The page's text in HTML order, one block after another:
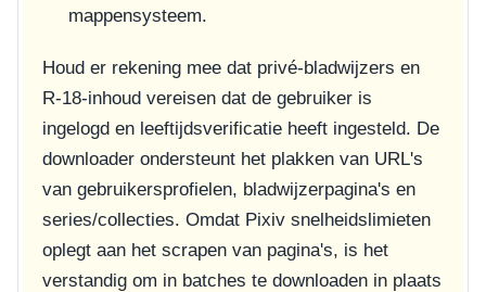
mappensysteem.
Houd er rekening mee dat privé-bladwijzers en
R-18-inhoud vereisen dat de gebruiker is
ingelogd en leeftijdsverificatie heeft ingesteld. De
downloader ondersteunt het plakken van URL's
van gebruikersprofielen, bladwijzerpagina's en
series/collecties. Omdat Pixiv snelheidslimieten
oplegt aan het scrapen van pagina's, is het
verstandig om in batches te downloaden in plaats